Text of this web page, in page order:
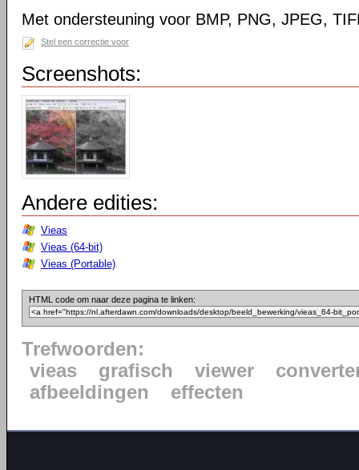
Met ondersteuning voor BMP, PNG, JPEG,
Stel een correctie voor
Screenshots:
Andere edities:
Vieas
Vieas (64-bit)
Vieas (Portable)
HTML code om naar deze pagina te linken:
Trefwoorden:
vieas
grafisch viewer
afbeeldingen
effecten